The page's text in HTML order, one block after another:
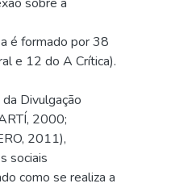
é formado por 38
e 12 do A Crítica).
Divulgação
2000;
2011),
sociais
como se realiza a